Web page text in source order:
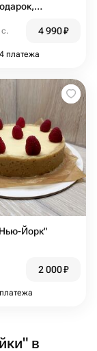
Новый год
4 990₽
платежа
Йорк"
2 000₽
в